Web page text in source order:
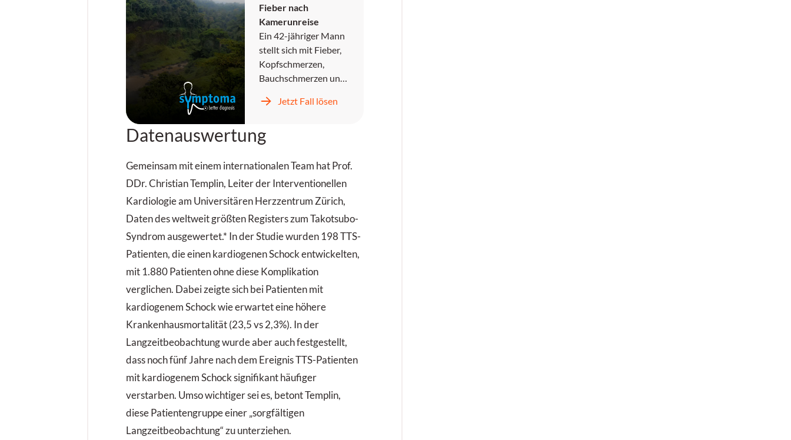
Fieber nach
Kamerunreise
Ein 42-jähriger Mann
stellt sich mit Fieber,
Kopfschmerzen,
Bauchschmerzen und
Notaufnahme vor. Er
behandelt und
entlassen, kehrt
jedoch zwei Tage
später mit
unstillbarem
Erbrechen,
Kopfschmerzen und
progredientem Fieber
zurück.
Jetzt Fall lösen
Datenauswertung
Gemeinsam mit einem internationalen Team hat Prof.
DDr. Christian Templin, Leiter der Interventionellen
Kardiologie am Universitären Herzzentrum Zürich,
Daten des weltweit größten Registers zum Takotsubo-
Syndrom ausgewertet.* In der Studie wurden 198 TTS-
Patienten, die einen kardiogenen Schock entwickelten,
mit 1.880 Patienten ohne diese Komplikation
verglichen. Dabei zeigte sich bei Patienten mit
kardiogenem Schock wie erwartet eine höhere
Krankenhausmortalität (23,5 vs 2,3%). In der
Langzeitbeobachtung wurde aber auch festgestellt,
dass noch fünf Jahre nach dem Ereignis TTS-Patienten
mit kardiogenem Schock signifikant häufiger
verstarben. Umso wichtiger sei es, betont Templin,
diese Patientengruppe einer „sorgfältigen
Langzeitbeobachtung“ zu unterziehen.